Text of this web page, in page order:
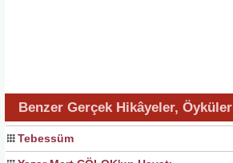
Benzer Gerçek Hikâyeler, Öyküler
Tebessüm